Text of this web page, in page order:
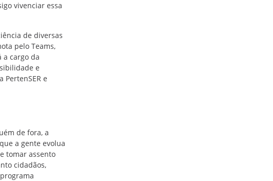
vivenciar essa
de diversas
pelo Teams,
a cargo da
e
e
de fora, a
a gente evolua
tomar assento
cidadãos,